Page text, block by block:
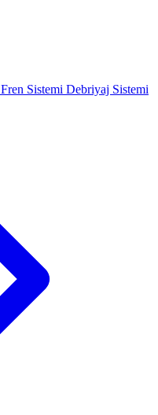
Fren Sistemi Debriyaj Sistemi